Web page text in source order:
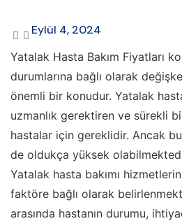
Eylül 4, 2024
Yatalak Hasta Bakım Fiyatları
durumlarına bağlı olarak
önemli bir konudur. Yatalak
uzmanlık gerektiren ve sürekli
hastalar için gereklidir. Ancak
de oldukça yüksek
Yatalak hasta bakımı
faktöre bağlı olarak
arasında hastanın durumu,